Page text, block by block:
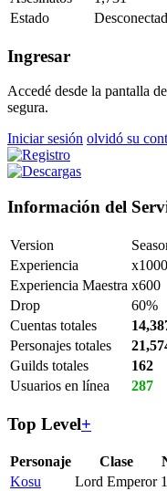
Estado
Ingresar
Accedé desde la pantalla
segura.
Iniciar sesión olvidó su
Información del
Version
Experiencia
x1000
Experiencia Maestra x600
Drop
60%
Cuentas totales
Personajes totales
Guilds totales
162
Usuarios en línea
287
Top Level+
Personaje Clase
Kosu
Lord Emperor